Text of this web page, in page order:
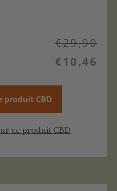
€29,90
€ 10,46
produit CBD
ce produit CBD